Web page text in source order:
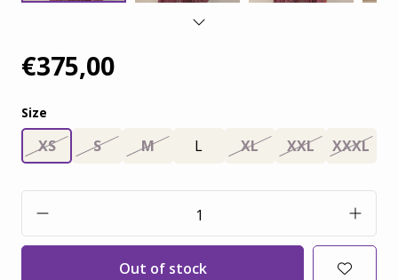
€375,00
Size
XS S M L XL XXL XXXL
Out of stock